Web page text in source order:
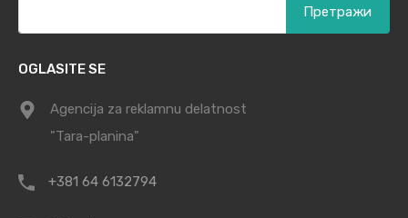
OGLASITE SE
Agencija za reklamnu delatnost
"Tara-planina"
+381 64 6132794